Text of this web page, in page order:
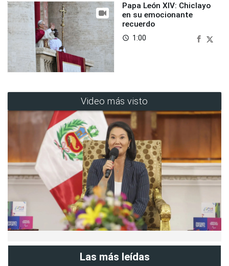
Papa León XIV: Chiclayo
en su emocionante
recuerdo
access_time 1:00
Video más visto
Las más leídas